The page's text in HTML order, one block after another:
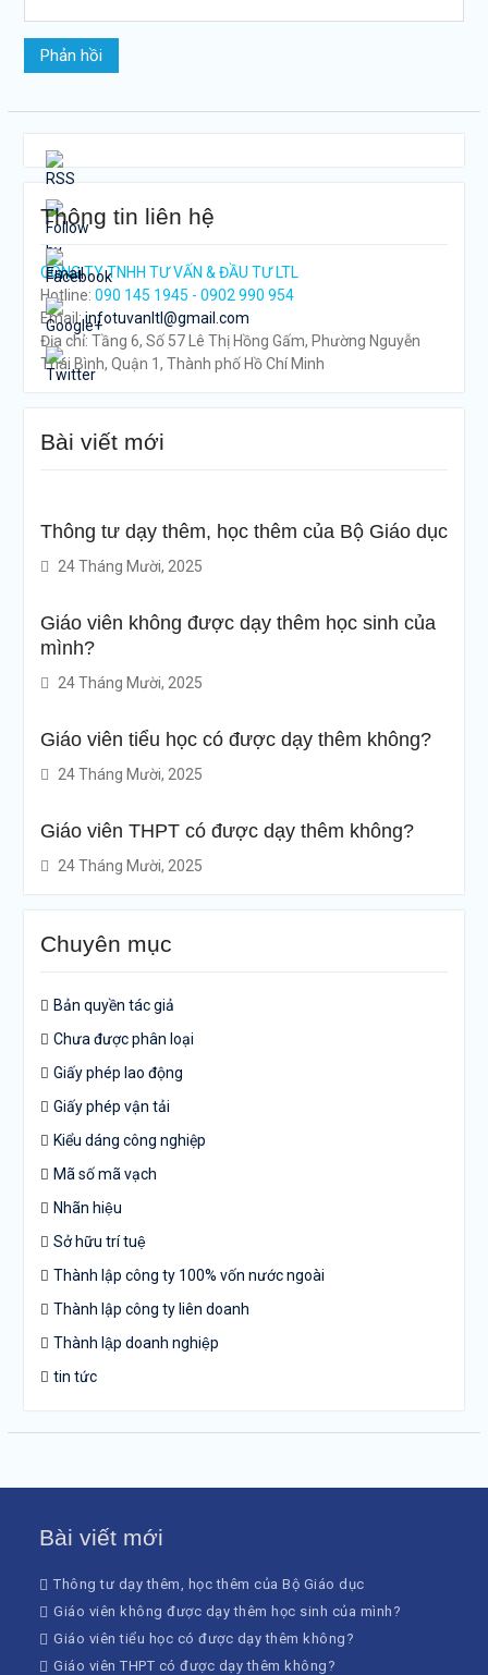
tuvanltl.com/khai-
the">
Thông tin liên hệ
CÔNG TY TNHH TƯ VẤN & ĐẦU TƯ LTL
Hotline: 090 145 1945 - 0902 990 954
Email:infotuvanltl@gmail.com
Địa chỉ: Tầng 6, Số 57 Lê Thị Hồng Gấm, Phường Nguyễn
Thái Bình, Quận 1, Thành phố Hồ Chí Minh
Bài viết mới
Thông tư dạy thêm, học thêm của Bộ Giáo dục
24 Tháng Mười, 2025
Giáo viên không được dạy thêm học sinh của
mình?
24 Tháng Mười, 2025
Giáo viên tiểu học có được dạy thêm không?
24 Tháng Mười, 2025
Giáo viên THPT có được dạy thêm không?
24 Tháng Mười, 2025
Chuyên mục
Bản quyền tác giả
Chưa được phân loại
Giấy phép lao động
Giấy phép vận tải
Kiểu dáng công nghiệp
Mã số mã vạch
Nhãn hiệu
Sở hữu trí tuệ
Thành lập công ty 100% vốn nước ngoài
Thành lập công ty liên doanh
Thành lập doanh nghiệp
tin tức
Bài viết mới
Thông tư dạy thêm, học thêm của Bộ Giáo dục
Giáo viên không được dạy thêm học sinh của mình?
Giáo viên tiểu học có được dạy thêm không?
Giáo viên THPT có được dạy thêm không?